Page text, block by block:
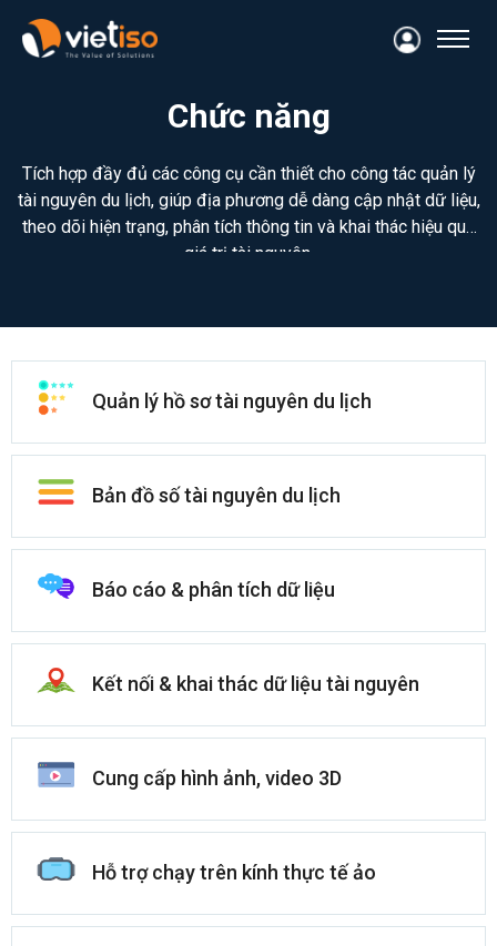
Chức năng
Tích hợp đầy đủ các công cụ cần thiết cho công tác quản lý
tài nguyên du lịch, giúp địa phương dễ dàng cập nhật dữ liệu,
theo dõi hiện trạng, phân tích thông tin và khai thác hiệu quả
giá trị tài nguyên.
Quản lý hồ sơ tài nguyên du lịch
Bản đồ số tài nguyên du lịch
Báo cáo & phân tích dữ liệu
Kết nối & khai thác dữ liệu tài nguyên
Cung cấp hình ảnh, video 3D
Hỗ trợ chạy trên kính thực tế ảo